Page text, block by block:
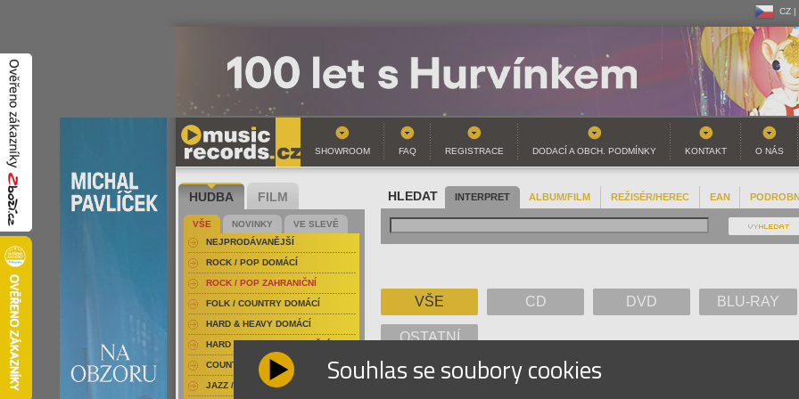
CZ |
CZ |
SK |
SHOWROOM FAQ REGISTRACE DODACÍ A OBCH. PODMÍNKY KONTAKT O NÁS
HLEDAT INTERPRET ALBUM/FILM REŽISÉR/HEREC EAN
VŠE CD DVD BLU-RAY
OSTATNÍ
G
HUDBA FILM
VŠE NOVINKY
VE SLEVĚ
NEJPRODÁVANĚJŠÍ
ROCK / POP DOMÁCÍ
ROCK / POP ZAHRANIČNÍ
FOLK / COUNTRY DOMÁCÍ
HARD & HEAVY DOMÁCÍ
HARD & HEAVY ZAHRANIČNÍ
COUNTRY
JAZZ / BLUES Souhlas se soubory cookies